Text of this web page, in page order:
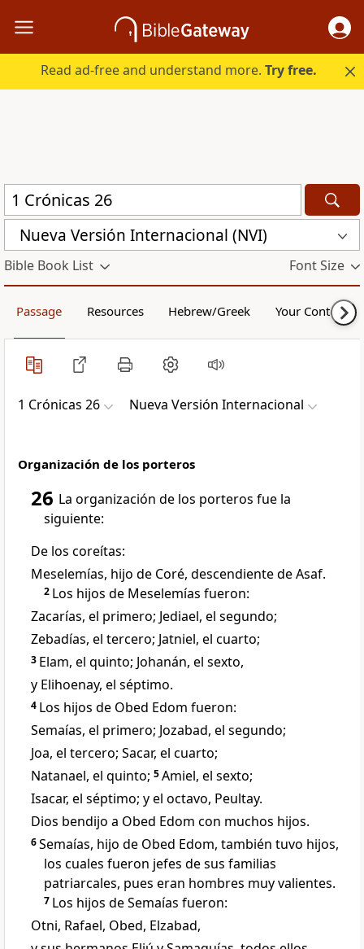
Read ad-free and understand more.Try free.
Nueva Versión Internacional (NVI)
Bible Book List Font Size
Passage Resources Hebrew/Greek Your Content
1 Crónicas 26 Nueva Versión Internacional
Organización de los porteros
26 La organización de los porteros fue la
siguiente:
De los coreítas:
Meselemías, hijo de Coré, descendiente de Asaf.
2 Los hijos de Meselemías fueron:
Zacarías, el primero; Jediael, el segundo;
Zebadías, el tercero; Jatniel, el cuarto;
3 Elam, el quinto; Johanán, el sexto,
y Elihoenay, el séptimo.
4 Los hijos de Obed Edom fueron:
Semaías, el primero; Jozabad, el segundo;
Joa, el tercero; Sacar, el cuarto;
Natanael, el quinto; 5Amiel, el sexto;
Isacar, el séptimo; y el octavo, Peultay.
Dios bendijo a Obed Edom con muchos hijos.
6Semaías, hijo de Obed Edom, también tuvo hijos,
los cuales fueron jefes de sus familias
patriarcales, pues eran hombres muy valientes.
7 Los hijos de Semaías fueron:
Otni, Rafael, Obed, Elzabad,